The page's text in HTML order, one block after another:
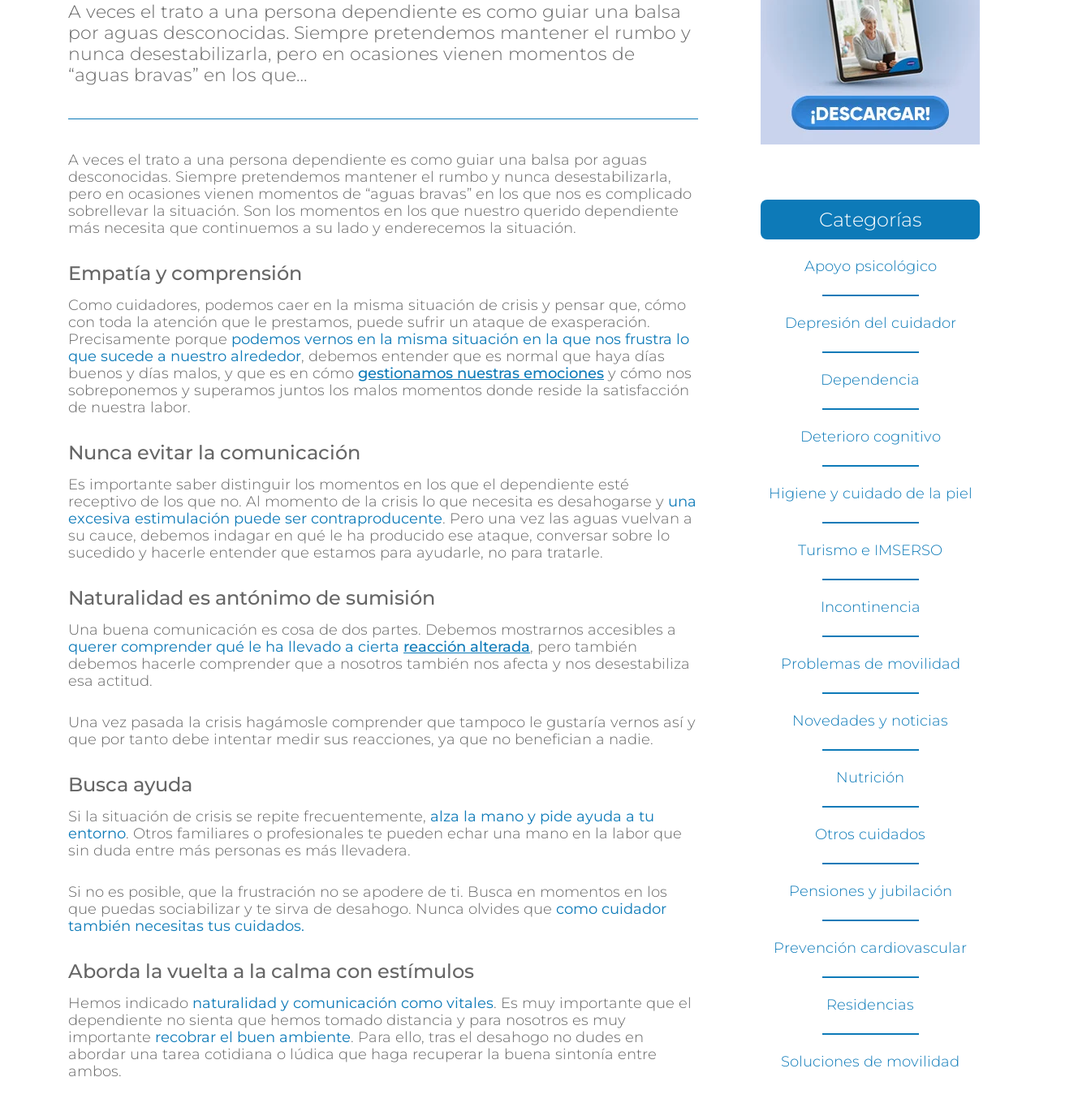
A veces el trato a una persona dependiente es como guiar una balsa
por aguas desconocidas. Siempre pretendemos mantener el rumbo y
nunca desestabilizarla, pero en ocasiones vienen momentos de
“aguas bravas” en los que…
A veces el trato a una persona dependiente es como guiar una balsa por aguas
desconocidas. Siempre pretendemos mantener el rumbo y nunca desestabilizarla,
pero en ocasiones vienen momentos de “aguas bravas” en los que nos es complicado
sobrellevar la situación. Son los momentos en los que nuestro querido dependiente
más necesita que continuemos a su lado y enderecemos la situación.
Empatía y comprensión
Como cuidadores, podemos caer en la misma situación de crisis y pensar que, cómo
con toda la atención que le prestamos, puede sufrir un ataque de exasperación.
Precisamente porque podemos vernos en la misma situación en la que nos frustra lo
que sucede a nuestro alrededor, debemos entender que es normal que haya días
buenos y días malos, y que es en cómo gestionamos nuestras emociones y cómo nos
sobreponemos y superamos juntos los malos momentos donde reside la satisfacción
de nuestra labor.
Nunca evitar la comunicación
Es importante saber distinguir los momentos en los que el dependiente esté
receptivo de los que no. Al momento de la crisis lo que necesita es desahogarse y una
excesiva estimulación puede ser contraproducente. Pero una vez las aguas vuelvan a
su cauce, debemos indagar en qué le ha producido ese ataque, conversar sobre lo
sucedido y hacerle entender que estamos para ayudarle, no para tratarle.
Naturalidad es antónimo de sumisión
Una buena comunicación es cosa de dos partes. Debemos mostrarnos accesibles a
querer comprender qué le ha llevado a cierta reacción alterada, pero también
debemos hacerle comprender que a nosotros también nos afecta y nos desestabiliza
esa actitud.
Una vez pasada la crisis hagámosle comprender que tampoco le gustaría vernos así y
que por tanto debe intentar medir sus reacciones, ya que no benefician a nadie.
Busca ayuda
Si la situación de crisis se repite frecuentemente, alza la mano y pide ayuda a tu
entorno. Otros familiares o profesionales te pueden echar una mano en la labor que
sin duda entre más personas es más llevadera.
Si no es posible, que la frustración no se apodere de ti. Busca en momentos en los
que puedas sociabilizar y te sirva de desahogo. Nunca olvides que como cuidador
también necesitas tus cuidados.
Aborda la vuelta a la calma con estímulos
Hemos indicado naturalidad y comunicación como vitales. Es muy importante que el
dependiente no sienta que hemos tomado distancia y para nosotros es muy
importante recobrar el buen ambiente. Para ello, tras el desahogo no dudes en
abordar una tarea cotidiana o lúdica que haga recuperar la buena sintonía entre
ambos.
Categorías
Apoyo psicológico
Depresión del cuidador
Dependencia
Deterioro cognitivo
Higiene y cuidado de la piel
Turismo e IMSERSO
Incontinencia
Problemas de movilidad
Novedades y noticias
Nutrición
Otros cuidados
Pensiones y jubilación
Prevención cardiovascular
Residencias
Soluciones de movilidad